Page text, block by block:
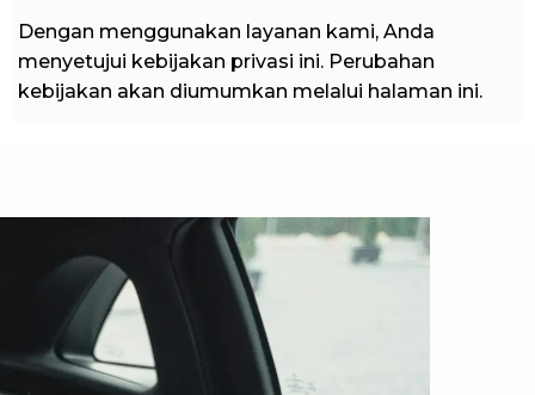
Dengan menggunakan layanan kami, Anda
menyetujui kebijakan privasi ini. Perubahan
kebijakan akan diumumkan melalui halaman ini.